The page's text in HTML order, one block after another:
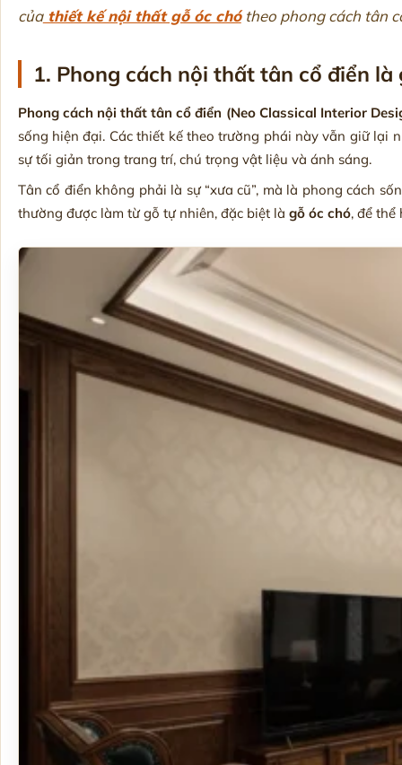
củathiết kế nội thất gỗ óc chótheo phong cách tân
1. Phong cách nội thất tân cổ điển là
Phong cách nội thất tân cổ điển (Neo Classical Interior
sống hiện đại. Các thiết kế theo trường phái này vẫn giữ lại
sự tối giản trong trang trí, chú trọng vật liệu và ánh sáng.
Tân cổ điển không phải là sự “xưa cũ”, mà là phong cách
thường được làm từ gỗ tự nhiên, đặc biệt là gỗ óc chó, để thể